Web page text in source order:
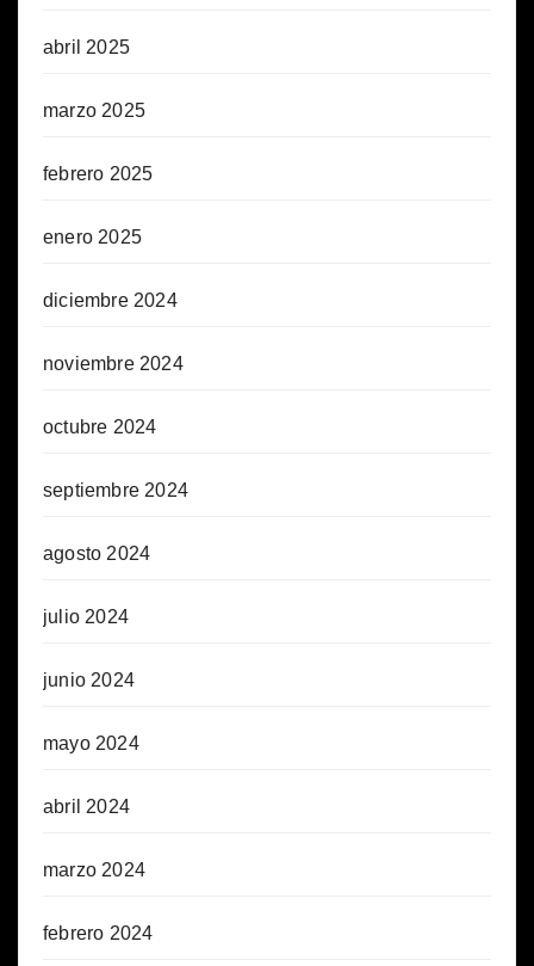
abril 2025
marzo 2025
febrero 2025
enero 2025
diciembre 2024
noviembre 2024
octubre 2024
septiembre 2024
agosto 2024
julio 2024
junio 2024
mayo 2024
abril 2024
marzo 2024
febrero 2024